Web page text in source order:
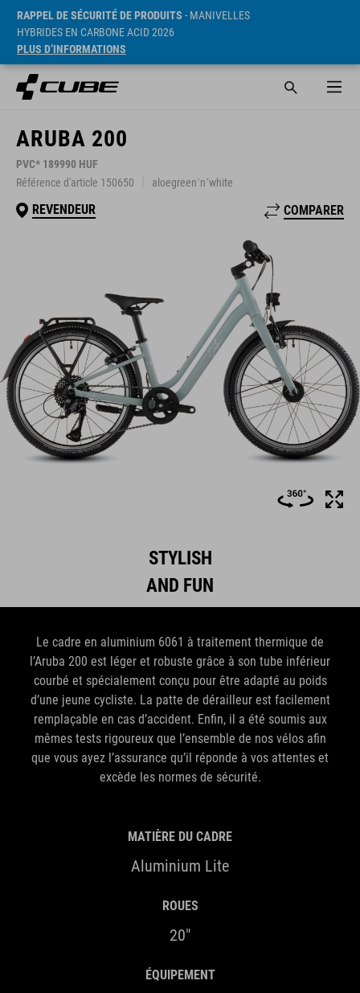
RAPPEL DE SÉCURITÉ DE PRODUITS - MANIVELLES
HYBRIDES EN CARBONE ACID 2026
PLUS D’INFORMATIONS
ARUBA 200
PVC* 189990 HUF
Référence d'article 150650
aloegreen´n´white
REVENDEUR COMPARER
STYLISH
AND FUN
Le cadre en aluminium 6061 à traitement thermique de
l’Aruba 200 est léger et robuste grâce à son tube inférieur
courbé et spécialement conçu pour être adapté au poids
d’une jeune cycliste. La patte de dérailleur est facilement
remplaçable en cas d’accident. Enfin, il a été soumis aux
mêmes tests rigoureux que l’ensemble de nos vélos afin
que vous ayez l’assurance qu’il réponde à vos attentes et
excède les normes de sécurité.
MATIÈRE DU CADRE
Aluminium Lite
ROUES
20"
ÉQUIPEMENT